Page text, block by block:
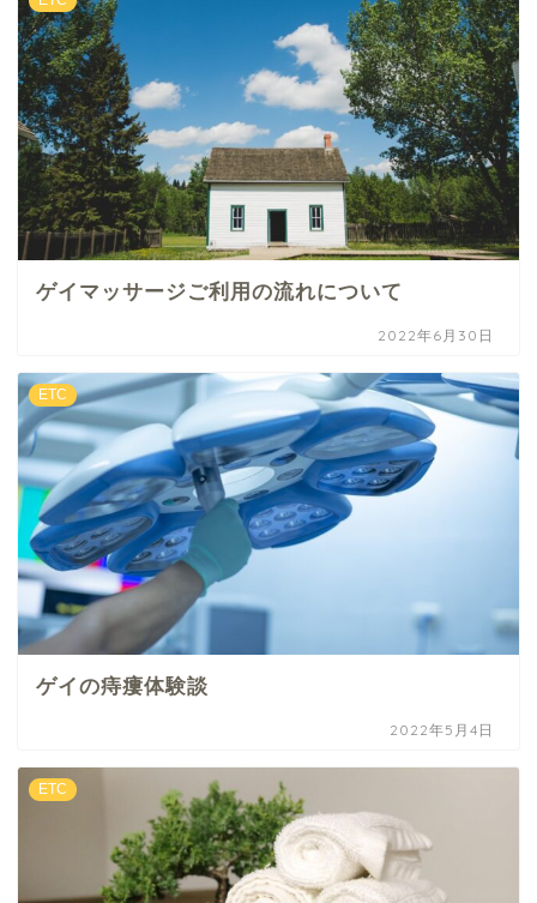
ゲイマッサージご利用の流れについて
2022年6月30日
ETC
ゲイの痔瘻体験談
2022年5月4日
ETC